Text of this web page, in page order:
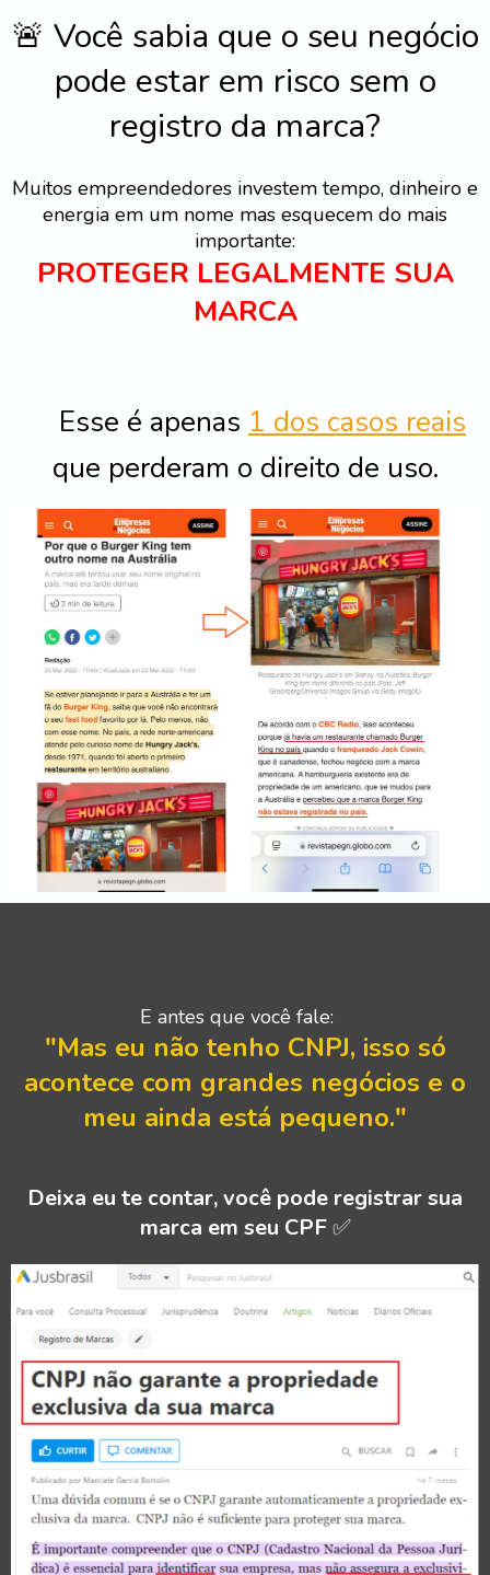
🚨 Você sabia que o seu negócio
pode estar em risco sem o
registro da marca?
Muitos empreendedores investem tempo, dinheiro e
energia em um nome mas esquecem do mais
importante:
PROTEGER LEGALMENTE SUA
MARCA
Esse é apenas 1 dos casos reais
que perderam o direito de uso.
E antes que você fale:
"Mas eu não tenho CNPJ, isso só
acontece com grandes negócios e o
meu ainda está pequeno."
Deixa eu te contar, você pode registrar sua
marca em seu CPF✅